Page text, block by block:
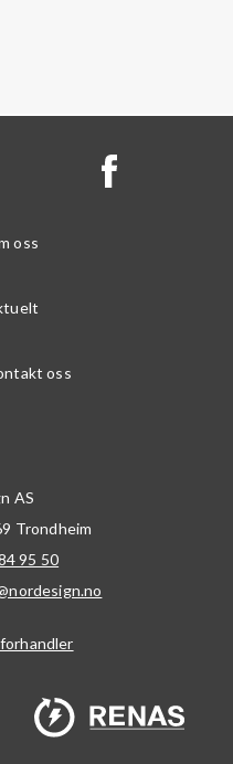
oss
oss
AS
Trondheim
95 50